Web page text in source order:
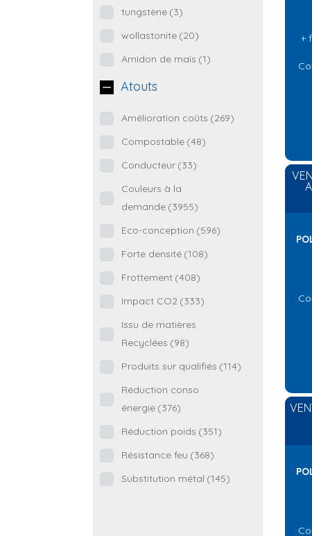
tungstène (3)
wollastonite (20)
Amidon de maïs (1)
Atouts
Amélioration coûts (269)
Compostable (48)
Conducteur (33)
Couleurs à la
demande (3955)
Eco-conception (596)
Forte densité (108)
Frottement (408)
Impact CO2 (333)
Issu de matières
Recyclées (98)
Produits sur qualifiés (114)
Réduction conso
énergie (376)
Réduction poids (351)
Résistance feu (368)
Substitution métal (145)
+